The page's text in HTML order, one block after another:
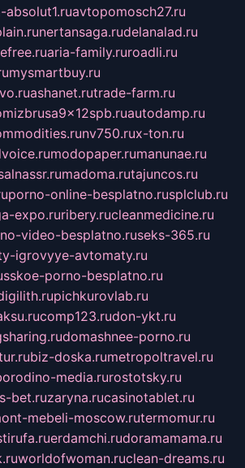
absolut1.ruavtopomosch27.ru
nertansaga.rudelanalad.ru
aria-family.ruroadli.ru
mysmartbuy.ru
ashanet.rutrade-farm.ru
autodamp.ru
nv750.rux-ton.ru
modopaper.rumanunae.ru
madoma.rutajuncos.ru
porno-online-besplatno.rusplclub.ru
expo.ruribery.rucleanmedicine.ru
video-besplatno.ruseks-365.ru
igrovyye-avtomaty.ru
porno-besplatno.ru
pichkurovlab.ru
comp123.rudon-ykt.ru
domashnee-porno.ru
biz-doska.rumetropoltravel.ru
media.rurostotsky.ru
bet.ruzaryna.rucasinotablet.ru
mebeli-moscow.rutermomur.ru
erdamchi.rudoramamama.ru
worldofwoman.ruclean-dreams.ru